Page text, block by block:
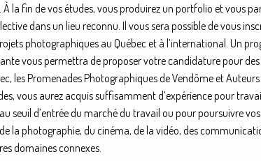
la fin de vos études, vous produirez un portfolio et vous
dans un lieu reconnu. Il vous sera possible de vous
photographiques au Québec et à l’international. Un
vous permettra de proposer votre candidature pour des
les Promenades Photographiques de Vendôme et
vous aurez acquis suffisamment d’expérience pour
seuil d’entrée du marché du travail ou pour poursuivre
la photographie, du cinéma, de la vidéo, des
domaines connexes.